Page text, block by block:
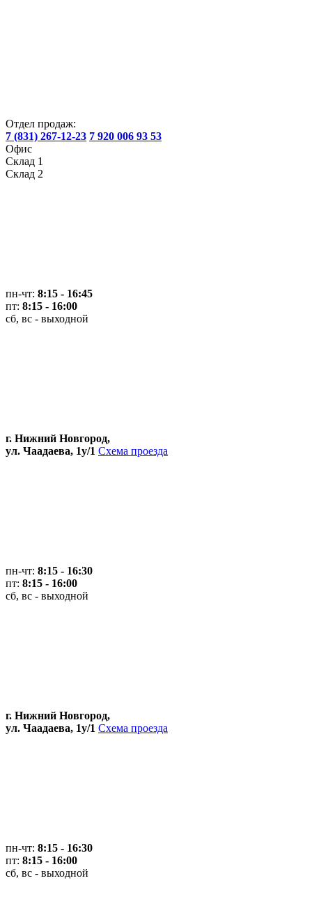
Отдел продаж:
7 (831) 267-12-23 7 920 006 93 53
Офис
Склад 1
Склад 2
пн-чт: 8:15 - 16:45
пт: 8:15 - 16:00
сб, вс - выходной
г. Нижний Новгород,
ул. Чаадаева, 1у/1 Схема проезда
пн-чт: 8:15 - 16:30
пт: 8:15 - 16:00
сб, вс - выходной
г. Нижний Новгород,
ул. Чаадаева, 1у/1 Схема проезда
пн-чт: 8:15 - 16:30
пт: 8:15 - 16:00
сб, вс - выходной